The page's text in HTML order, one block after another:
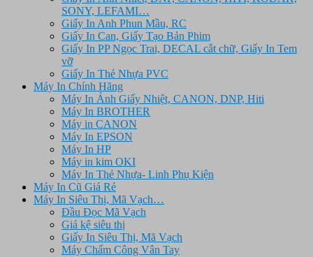
SONY, LEFAMI…
Giấy In Anh Phun Mầu, RC
Giấy In Can, Giấy Tạo Bản Phim
Giấy In PP Ngọc Trai, DECAL cắt chữ, Giấy In Tem
vỡ
Giấy In Thẻ Nhựa PVC
Máy In Chính Hãng
Máy In Ảnh Giấy Nhiệt, CANON, DNP, Hiti
Máy In BROTHER
Máy in CANON
Máy In EPSON
Máy In HP
Máy in kim OKI
Máy In Thẻ Nhựa- Linh Phụ Kiện
Máy In Cũ Giá Rẻ
Máy In Siêu Thị, Mã Vạch…
Đầu Đọc Mã Vạch
Giá kệ siêu thị
Giấy In Siêu Thị, Mã Vạch
Máy Chấm Công Vân Tay